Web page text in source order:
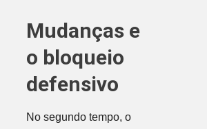
Mudanças e
o bloqueio
defensivo
No segundo tempo, o